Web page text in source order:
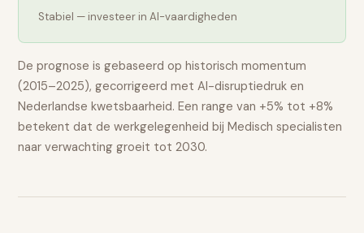
Stabiel — investeer in AI-vaardigheden
De prognose is gebaseerd op historisch momentum
(2015–2025), gecorrigeerd met AI-disruptiedruk en
Nederlandse kwetsbaarheid. Een range van +5% tot +8%
betekent dat de werkgelegenheid bijMedisch specialisten
naar verwachtinggroeit tot 2030.